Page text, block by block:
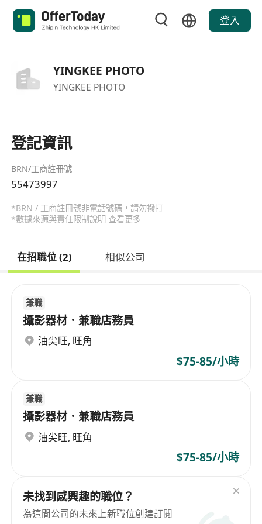
登入
YINGKEE PHOTO
YINGKEE PHOTO
登記資訊
BRN/工商註冊號
55473997
*BRN / 工商註冊號非電話號碼，請勿撥打
*數據來源與責任限制說明 查看更多
在招職位 (2) 相似公司
兼職
攝影器材．兼職店務員
油尖旺, 旺角
$75-85/小時
兼職
攝影器材．兼職店務員
油尖旺, 旺角
$75-85/小時
未找到感興趣的職位？
為這間公司的未來上新職位創建訂閱